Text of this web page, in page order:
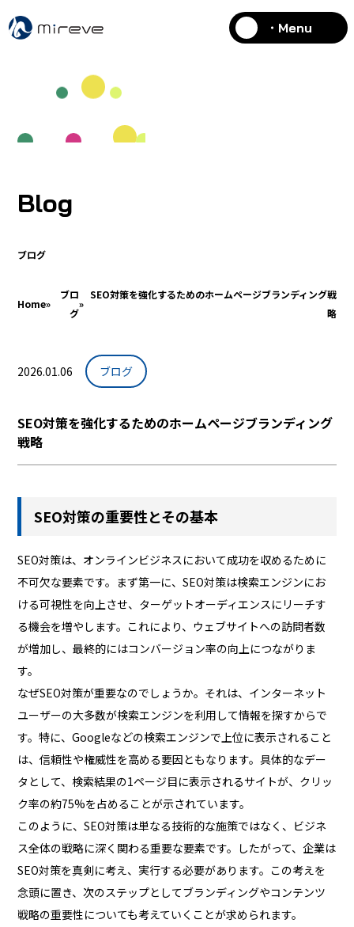
・Menu
Blog
ブログ
Home»
ブロ
グ
»
SEO対策を強化するためのホームページブランディング戦
略
2026.01.06 ブログ
SEO対策を強化するためのホームページブランディング
戦略
SEO対策の重要性とその基本
SEO対策は、オンラインビジネスにおいて成功を収めるために
不可欠な要素です。まず第一に、SEO対策は検索エンジンにお
ける可視性を向上させ、ターゲットオーディエンスにリーチす
る機会を増やします。これにより、ウェブサイトへの訪問者数
が増加し、最終的にはコンバージョン率の向上につながりま
す。
なぜSEO対策が重要なのでしょうか。それは、インターネット
ユーザーの大多数が検索エンジンを利用して情報を探すからで
す。特に、Googleなどの検索エンジンで上位に表示されること
は、信頼性や権威性を高める要因ともなります。具体的なデー
タとして、検索結果の1ページ目に表示されるサイトが、クリッ
ク率の約75%を占めることが示されています。
このように、SEO対策は単なる技術的な施策ではなく、ビジネ
ス全体の戦略に深く関わる重要な要素です。したがって、企業は
SEO対策を真剣に考え、実行する必要があります。この考えを
念頭に置き、次のステップとしてブランディングやコンテンツ
戦略の重要性についても考えていくことが求められます。